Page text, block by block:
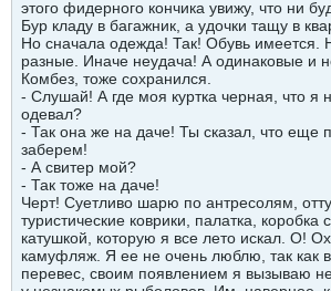
этого фидерного кончика увижу, что ни
Бур кладу в багажник, а удочки тащу в
Но сначала одежда! Так! Обувь имеется.
разные. Иначе неудача! А одинаковые и
Комбез, тоже сохранился.
- Слушай! А где моя куртка черная, что я
одевал?
- Так она же на даче! Ты сказал, что еще
заберем!
- А свитер мой?
- Так тоже на даче!
Черт! Суетливо шарю по антресолям,
туристические коврики, палатка, коробка
катушкой, которую я все лето искал. О!
камуфляж. Я ее не очень люблю, так как
перевес, своим появлением я вызываю